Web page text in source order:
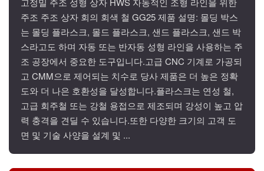
주조 주조 상자 회의 회색 철 GG25 제품 설명: 몰딩 박스
는 몰딩 플라스크, 몰드 플라스크, 샌드 플라스크, 샌드 박
스라고도 하며 자동 또는 반자동 성형 라인을 사용하는 주
조 공장에서 중요한 도구입니다.고급 CNC 기계로 가공되
고 CMM으로 제어되는 치수로 당사 제품은 더 높은 정확
도와 더 나은 호환성을 달성합니다.플라스크는 연성 철,
고급 회주철 또는 강철 용접으로 제조되며 강성이 높고 압
력 충격을 견딜 수 있습니다.또한 다양한 크기의 고객 도
면 및 기술 사양을 설계 및 ...